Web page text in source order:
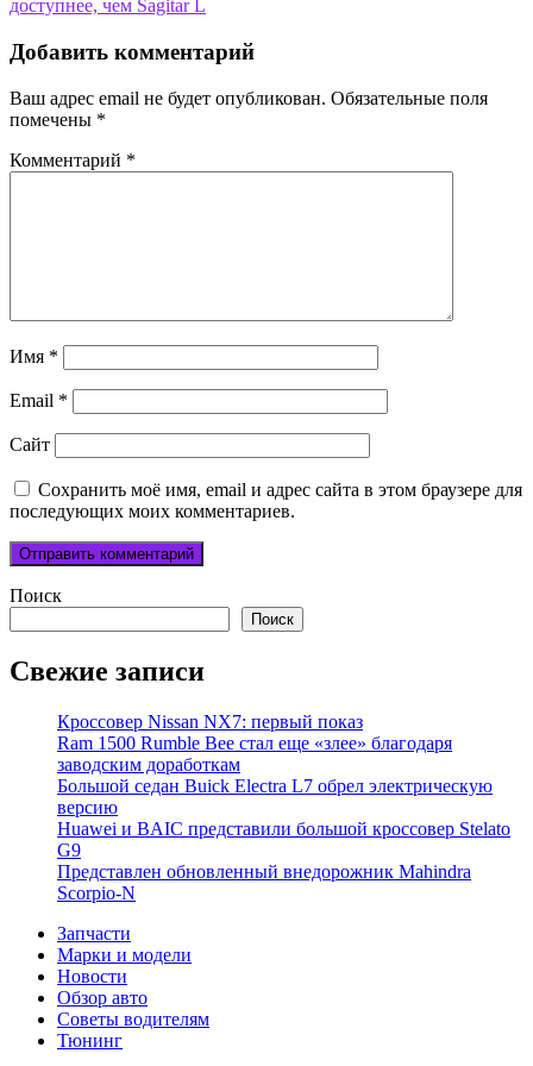
записям
доступнее, чем Sagitar L
Добавить комментарий
Ваш адрес email не будет опубликован. Обязательные поля
помечены *
Комментарий *
Имя *
Email *
Сайт
Сохранить моё имя, email и адрес сайта в этом браузере для
последующих моих комментариев.
Поиск
Поиск
Свежие записи
Кроссовер Nissan NX7: первый показ
Ram 1500 Rumble Bee стал еще «злее» благодаря
заводским доработкам
Большой седан Buick Electra L7 обрел электрическую
версию
Huawei и BAIC представили большой кроссовер Stelato
G9
Представлен обновленный внедорожник Mahindra
Scorpio-N
Запчасти
Марки и модели
Новости
Обзор авто
Советы водителям
Тюнинг